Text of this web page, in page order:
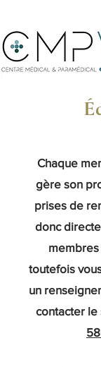
É
Chaque
gère son
prises de
donc
toutefois
un
contacter le